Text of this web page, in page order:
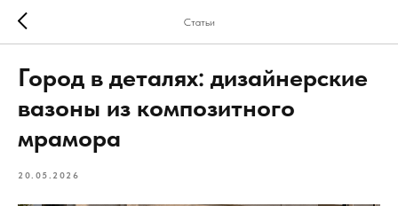
Статьи
Город в деталях: дизайнерские
вазоны из композитного
мрамора
20.05.2026